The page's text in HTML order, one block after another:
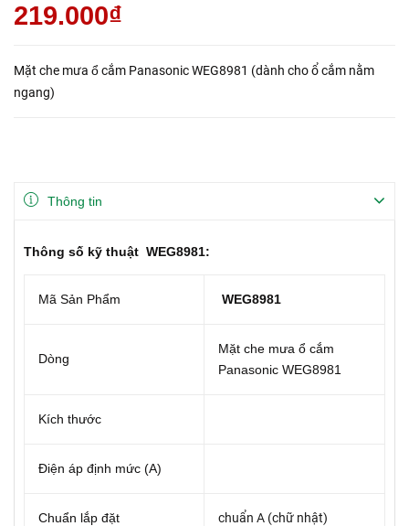
219.000₫
Mặt che mưa ổ cắm Panasonic WEG8981 (dành cho ổ cắm nằm
ngang)
Thông tin
Thông số kỹ thuật WEG8981:
Mã Sản Phẩm WEG8981
Dòng
Mặt che mưa ổ cắm
Panasonic WEG8981
Kích thước
Điện áp định mức (A)
Chuẩn lắp đặt chuẩn A (chữ nhật)